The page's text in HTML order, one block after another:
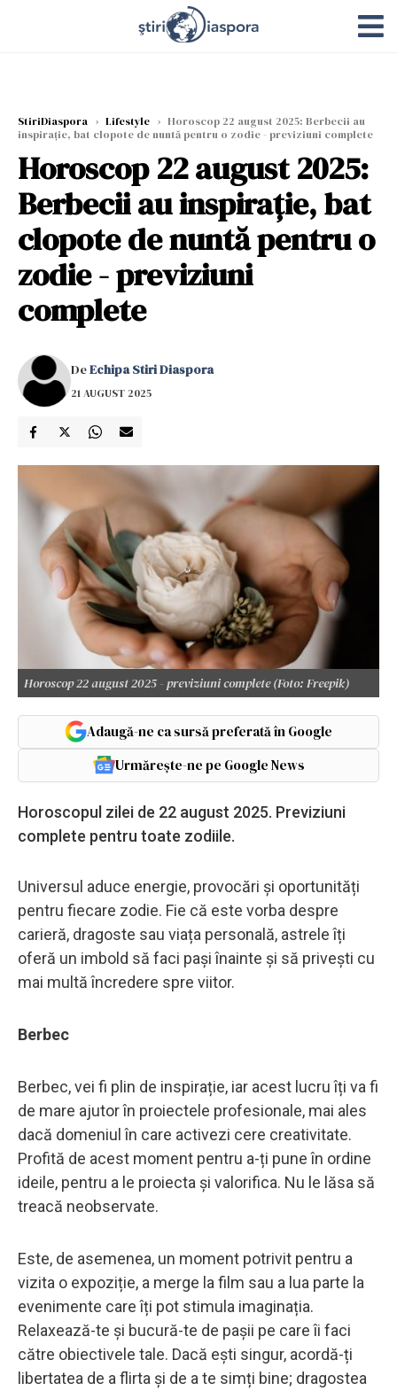
StiriDiaspora › Lifestyle › Horoscop 22 august 2025: Berbecii au
inspirație, bat clopote de nuntă pentru o zodie - previziuni complete
Horoscop 22 august 2025:
Berbecii au inspirație, bat
clopote de nuntă pentru o
zodie - previziuni
complete
DeEchipa Stiri Diaspora
21 AUGUST 2025
Horoscop 22 august 2025 - previziuni complete (Foto: Freepik)
Adaugă-ne ca sursă preferată în Google
Urmărește-ne pe Google News
Horoscopul zilei de 22 august 2025. Previziuni
complete pentru toate zodiile.
Universul aduce energie, provocări și oportunități
pentru fiecare zodie. Fie că este vorba despre
carieră, dragoste sau viața personală, astrele îți
oferă un imbold să faci pași înainte și să privești cu
mai multă încredere spre viitor.
Berbec
Berbec, vei fi plin de inspirație, iar acest lucru îți va fi
de mare ajutor în proiectele profesionale, mai ales
dacă domeniul în care activezi cere creativitate.
Profită de acest moment pentru a-ți pune în ordine
ideile, pentru a le proiecta și valorifica. Nu le lăsa să
treacă neobservate.
Este, de asemenea, un moment potrivit pentru a
vizita o expoziție, a merge la film sau a lua parte la
evenimente care îți pot stimula imaginația.
Relaxează-te și bucură-te de pașii pe care îi faci
către obiectivele tale. Dacă ești singur, acordă-ți
libertatea de a flirta și de a te simți bine; dragostea